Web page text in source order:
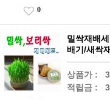
0
밀싹재배
배기/새싹
상품가 :
적립금 :